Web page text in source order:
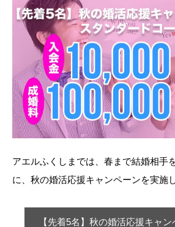
アエルふくしまでは、春まで結婚相手
に、秋の婚活応援キャンペーンを実施
【先着5名】秋の婚活応援キャ